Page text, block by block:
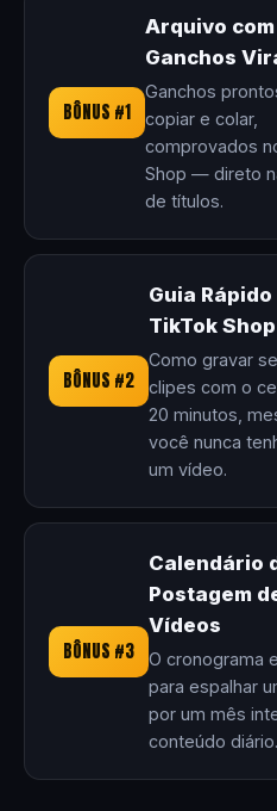
BÔNUS #1
Arquivo com
Ganchos
Ganchos
copiar e colar,
comprovados
Shop — direto
de títulos.
BÔNUS #2
Guia Rápido
TikTok Shop
Como gravar
clipes com o
20 minutos,
você nunca
um vídeo.
BÔNUS #3
Calendário
Postagem
Vídeos
O cronograma
para espalhar
por um mês
conteúdo diário.